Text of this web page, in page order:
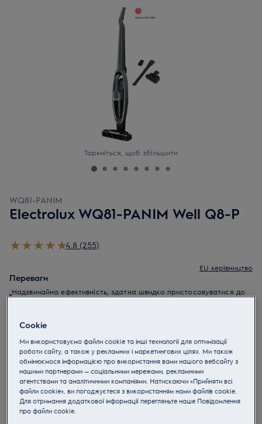
Торкніться, щоб збільшити
WQ81-PANIM
Electrolux WQ81-PANIM Well Q8-P
4.8 (255)
EU керівництво
Переваги
Надзвичайна ефективність, здатна швидко пристосовуватися до
ваших повсякденних потреб у прибиранні.
Циклонічна технологія забезпечує ефективність очищення навіть
Завдяки зручній конструкції ручки та додатковим
аксесуарам, розміщеним просто на корпусі, бездротовий
пилосос Well Q8-P дозволяє миттєво перемикатися між
прибиранням підлоги та очищенням важкодоступних місць.
Інструкції з техніки безпеки та попередження щодо
Cookie
Ми використовуємо файли cookie та інші технології для оптимізації
роботи сайту, а також у рекламних і маркетингових цілях. Ми також
обмінюємося інформацією про використання вами нашого вебсайту з
нашими партнерами — соціальними мережами, рекламними
агентствами та аналітичними компаніями. Натискаючи «Прийняти всі
файли cookie», ви погоджуєтеся з використанням нами файлів cookie.
Для отримання додаткової інформації перегляньте наше Пoвідомлення
прo файли cookie.